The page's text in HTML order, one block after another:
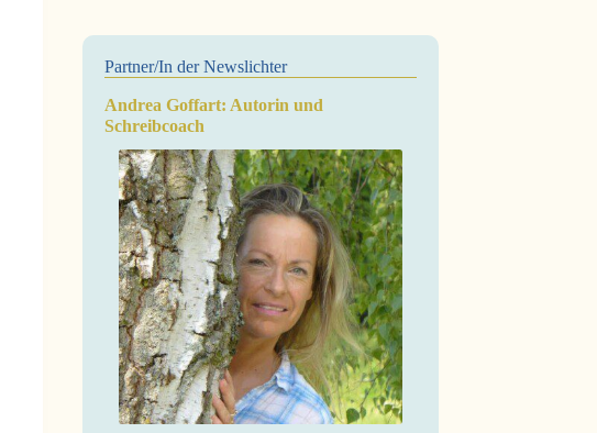
Partner/In der Newslichter
Andrea Goffart: Autorin und
Schreibcoach